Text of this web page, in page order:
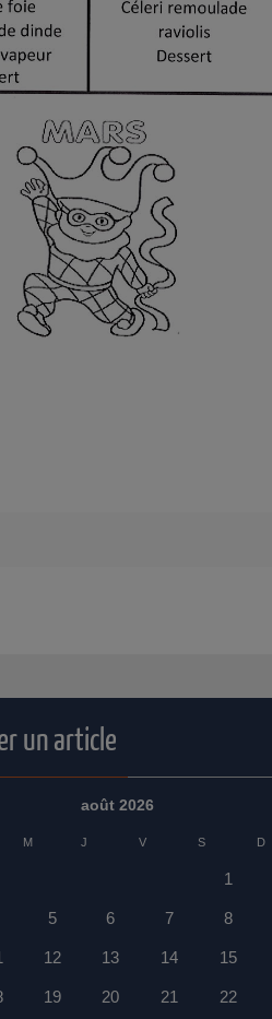
un article
août 2026
M J V S D
1
5 6 7 8
12 13 14 15
19 20 21 22